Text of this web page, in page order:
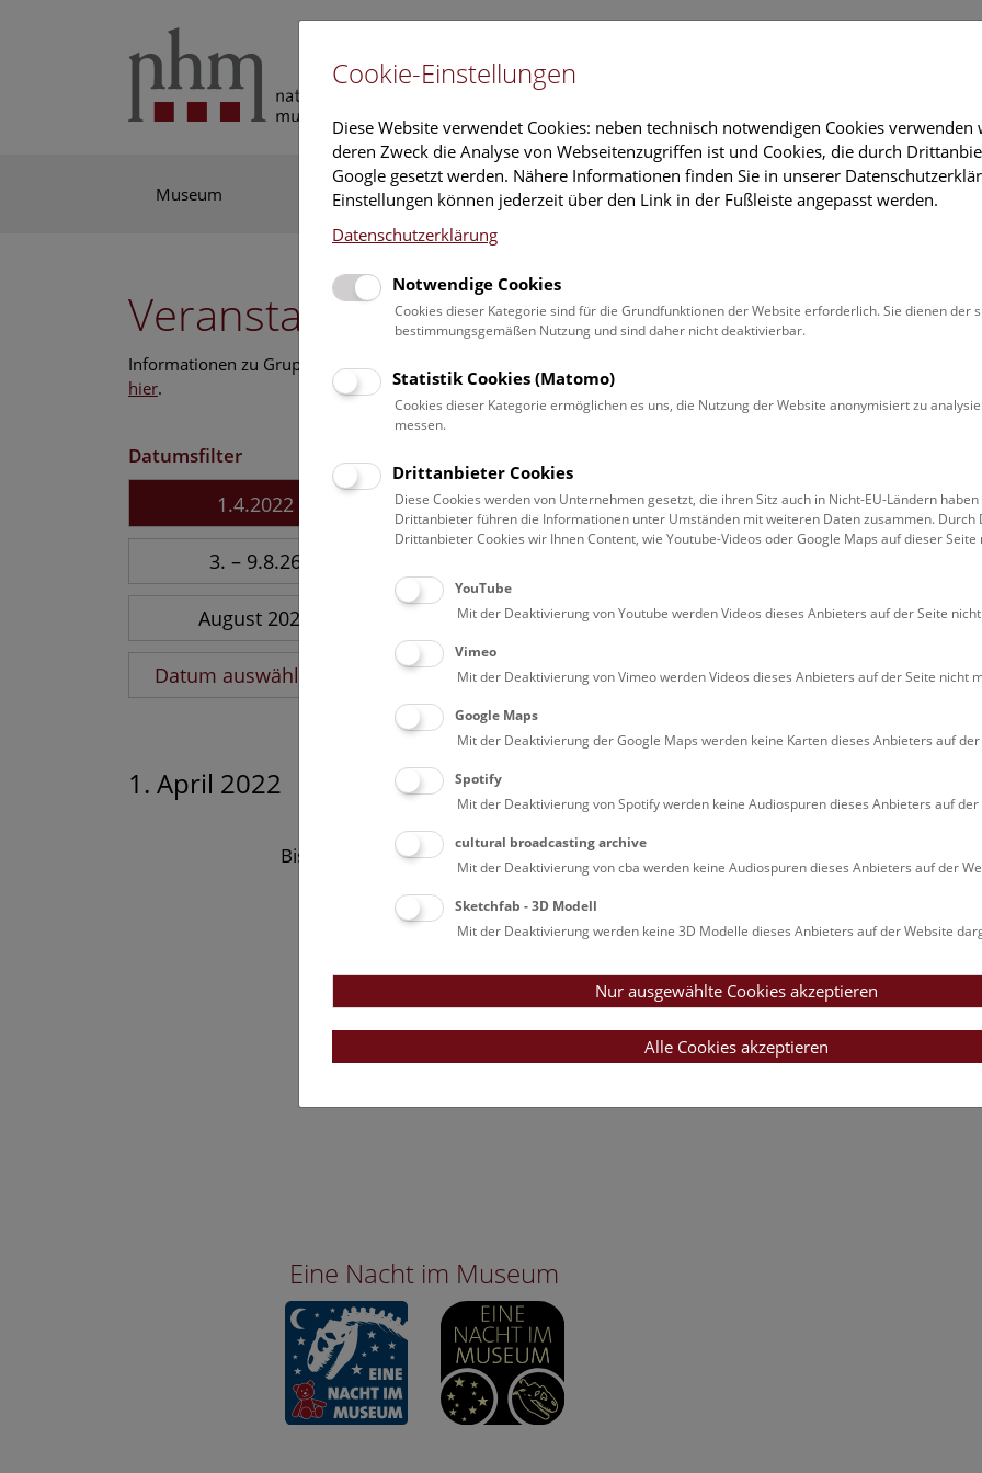
Museum Ausstellung Forschung Führungen & Aktivitäten Deck 50
Veranstaltungskalender
Informationen zu Gruppen,- Kindergarten- und Schulprogrammen finden Sie
hier.
Datumsfilter
1.4.2022
3. – 9.8.26
August 2026
Datum auswählen
Erwachsene (0)
Familien (0)
Führungen &
Kulinarik &
1. April 2022
Bisher keine Ergebnisse. Dienstags ist das NHM Wien in der Regel geschlossen.
Eine Nacht im Museum
Cookie-Einstellungen
Diese Website verwendet Cookies: neben technisch notwendigen Cookies verwenden
deren Zweck die Analyse von Webseitenzugriffen ist und Cookies, die durch
Google gesetzt werden. Nähere Informationen finden Sie in unserer
Einstellungen können jederzeit über den Link in der Fußleiste angepasst werden.
Datenschutzerklärung
Notwendige Cookies
Cookies dieser Kategorie sind für die Grundfunktionen der Website erforderlich. Sie dienen der
bestimmungsgemäßen Nutzung und sind daher nicht deaktivierbar.
Statistik Cookies (Matomo)
Cookies dieser Kategorie ermöglichen es uns, die Nutzung der Website anonymisiert zu
messen.
Drittanbieter Cookies
Diese Cookies werden von Unternehmen gesetzt, die ihren Sitz auch in Nicht-EU-Ländern haben
Drittanbieter führen die Informationen unter Umständen mit weiteren Daten zusammen. Durch
Drittanbieter Cookies wir Ihnen Content, wie Youtube-Videos oder Google Maps auf dieser
YouTube
Mit der Deaktivierung von Youtube werden Videos dieses Anbieters auf der Seite
Vimeo
Mit der Deaktivierung von Vimeo werden Videos dieses Anbieters auf der Seite nicht
Google Maps
Mit der Deaktivierung der Google Maps werden keine Karten dieses Anbieters auf
Spotify
Mit der Deaktivierung von Spotify werden keine Audiospuren dieses Anbieters auf
cultural broadcasting archive
Mit der Deaktivierung von cba werden keine Audiospuren dieses Anbieters auf der
Sketchfab - 3D Modell
Mit der Deaktivierung werden keine 3D Modelle dieses Anbieters auf der Website
Nur ausgewählte Cookies akzeptieren
Alle Cookies akzeptieren